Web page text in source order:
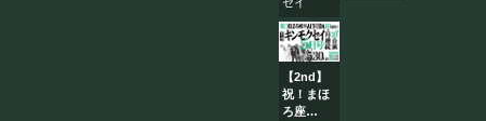
月刊キン
モクセイ
5月号
【2nd】
祝！まほ
ろ座